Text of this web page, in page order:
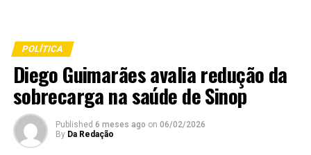
POLÍTICA
Diego Guimarães avalia redução da
sobrecarga na saúde de Sinop
Published 6 meses ago on 06/02/2026
By Da Redação